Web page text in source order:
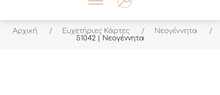
Αρχική / Ευχετήριες Κάρτες / Νεογέννητα
/
51042 | Νεογέννητα